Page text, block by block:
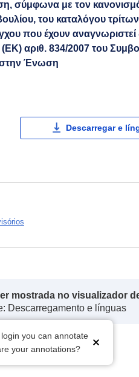
σύμφωνα με τον
του καταλόγου
που έχουν
αριθ. 834/2007 του
Ένωση
Descarregar e
mostrada no visualizador
Descarregamento e línguas
you can annotate
your annotations?